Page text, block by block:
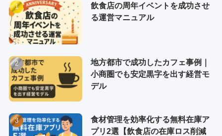
飲食店の周年イベントを成功させ
る運営マニュアル
地方都市で成功したカフェ事例｜
小商圏でも安定黒字を出す経営モ
デル
食材管理を効率化する無料在庫ア
プリ2選【飲食店の在庫ロス削減